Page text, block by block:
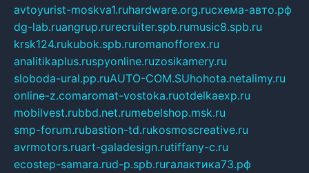
avtoyurist-moskva1.ruhardware.org.ruсхема-авто.рф
dg-lab.ruangrup.rurecruiter.spb.rumusic8.spb.ru
krsk124.rukubok.spb.ruromanofforex.ru
analitikaplus.ruspyonline.ruzosikamery.ru
sloboda-ural.pp.ruAUTO-COM.SUhohota.netalimy.ru
online-z.comaromat-vostoka.ruotdelkaexp.ru
mobilvest.rubbd.net.rumebelshop.msk.ru
smp-forum.rubastion-td.rukosmoscreative.ru
avrmotors.ruart-galadesign.rutiffany-c.ru
ecostep-samara.rud-p.spb.ruгалактика73.рф